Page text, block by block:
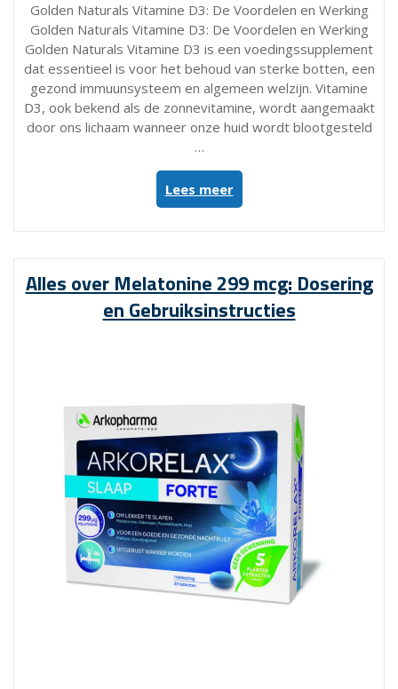
Golden Naturals Vitamine D3: De Voordelen en Werking
Golden Naturals Vitamine D3: De Voordelen en Werking
Golden Naturals Vitamine D3 is een voedingssupplement
dat essentieel is voor het behoud van sterke botten, een
gezond immuunsysteem en algemeen welzijn. Vitamine
D3, ook bekend als de zonnevitamine, wordt aangemaakt
door ons lichaam wanneer onze huid wordt blootgesteld
…
Lees meer“Ontdek
de
Voordelen
Naturals
Vitamine
D3
Alles over Melatonine 299 mcg: Dosering
en Gebruiksinstructies